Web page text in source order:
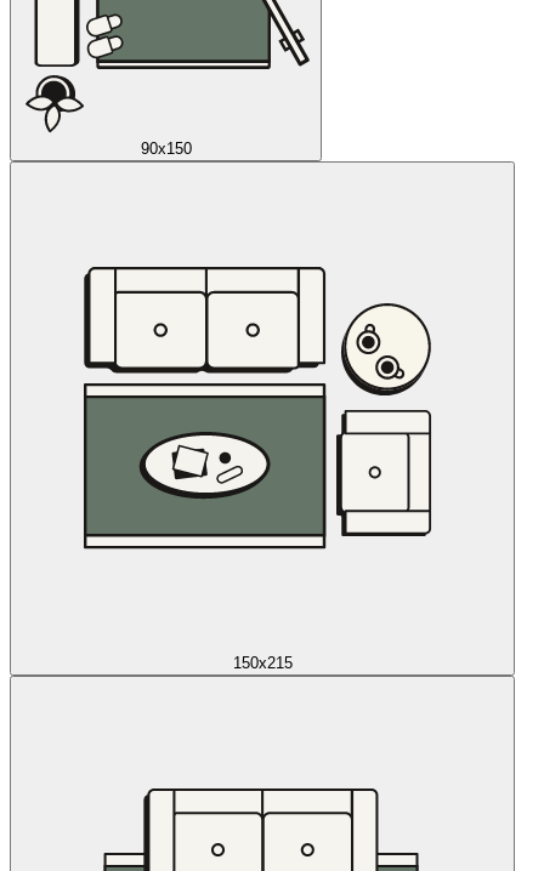
90x150
150x215